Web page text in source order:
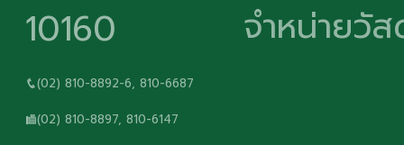
10160
(02) 810-8892-6, 810-6687
(02) 810-8897, 810-6147
จำหน่ายวั